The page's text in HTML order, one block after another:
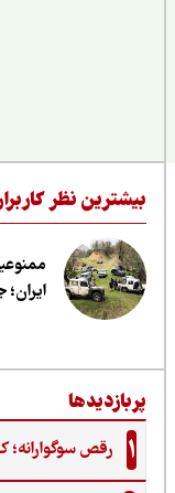
نظر کاربران
ممنوعیت
ایران؛
رقص سوگوارانه؛